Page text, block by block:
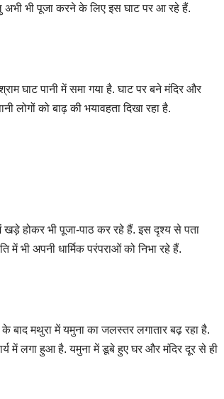
अभी भी पूजा करने के लिए इस घाट पर आ रहे हैं.
घाट पानी में समा गया है. घाट पर बने मंदिर और
लोगों को बाढ़ की भयावहता दिखा रहा है.
खड़े होकर भी पूजा-पाठ कर रहे हैं. इस दृश्य से पता
में भी अपनी धार्मिक परंपराओं को निभा रहे हैं.
बाद मथुरा में यमुना का जलस्तर लगातार बढ़ रहा है.
में लगा हुआ है. यमुना में डूबे हुए घर और मंदिर दूर से ही